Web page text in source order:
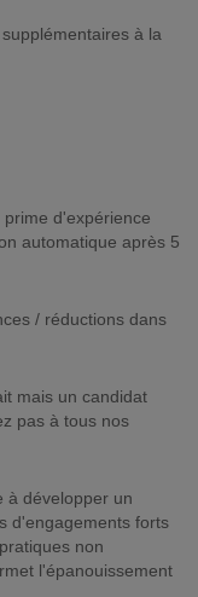
à la
d'expérience
automatique après 5
/ réductions dans
mais un candidat
pas à tous nos
à développer un
d'engagements forts
non
l'épanouissement